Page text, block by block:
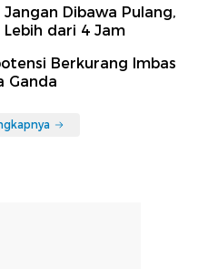
Jangan Dibawa Pulang,
Lebih dari 4 Jam
Berkurang Imbas
Ganda